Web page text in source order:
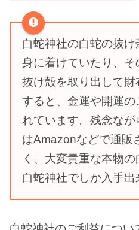
白蛇神社の白蛇の抜
身に着けていたり、
抜け殻を取り出して財
すると、金運や開運
れています。残念なが
はAmazonなどで通販
く、大変貴重な本物
白蛇神社でしか入手出